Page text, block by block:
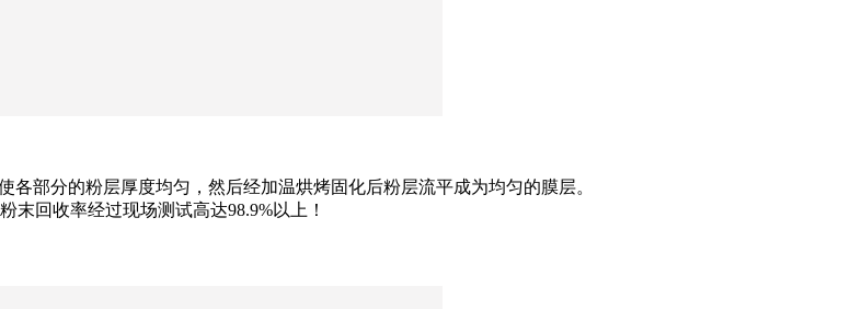
部分的粉层厚度均匀，然后经加温烘烤固化后粉层流平成为均匀的膜层。
回收率经过现场测试高达98.9%以上！